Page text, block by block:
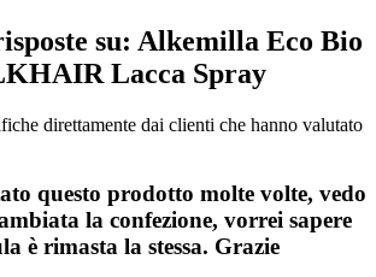
su: Alkemilla Eco Bio
Lacca Spray
direttamente dai clienti che hanno valutato
questo prodotto molte volte, vedo
la confezione, vorrei sapere
è rimasta la stessa. Grazie